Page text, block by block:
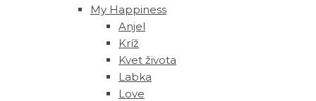
‎My Happiness
Anjel
Kríž
Kvet života
Labka
Love